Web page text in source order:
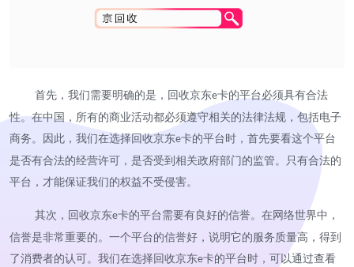
首先，我们需要明确的是，回收京东e卡的平台必须具有合法
性。在中国，所有的商业活动都必须遵守相关的法律法规，包括电子
商务。因此，我们在选择回收京东e卡的平台时，首先要看这个平台
是否有合法的经营许可，是否受到相关政府部门的监管。只有合法的
平台，才能保证我们的权益不受侵害。
其次，回收京东e卡的平台需要有良好的信誉。在网络世界中，
信誉是非常重要的。一个平台的信誉好，说明它的服务质量高，得到
了消费者的认可。我们在选择回收京东e卡的平台时，可以通过查看